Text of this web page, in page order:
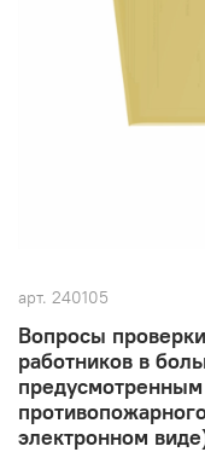
арт. 240105
Вопросы
работников в
электронном